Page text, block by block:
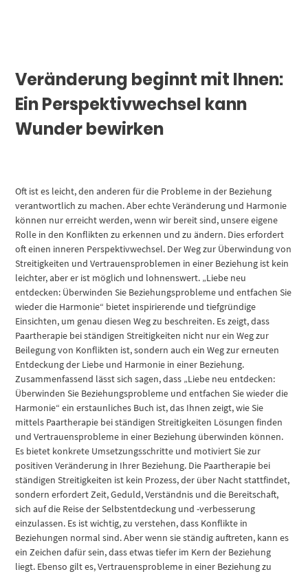
Veränderung beginnt mit Ihnen:
Ein Perspektivwechsel kann
Wunder bewirken
Oft ist es leicht, den anderen für die Probleme in der Beziehung
verantwortlich zu machen. Aber echte Veränderung und Harmonie
können nur erreicht werden, wenn wir bereit sind, unsere eigene
Rolle in den Konflikten zu erkennen und zu ändern. Dies erfordert
oft einen inneren Perspektivwechsel. Der Weg zur Überwindung von
Streitigkeiten und Vertrauensproblemen in einer Beziehung ist kein
leichter, aber er ist möglich und lohnenswert. „Liebe neu
entdecken: Überwinden Sie Beziehungsprobleme und entfachen Sie
wieder die Harmonie“ bietet inspirierende und tiefgründige
Einsichten, um genau diesen Weg zu beschreiten. Es zeigt, dass
Paartherapie bei ständigen Streitigkeiten nicht nur ein Weg zur
Beilegung von Konflikten ist, sondern auch ein Weg zur erneuten
Entdeckung der Liebe und Harmonie in einer Beziehung.
Zusammenfassend lässt sich sagen, dass „Liebe neu entdecken:
Überwinden Sie Beziehungsprobleme und entfachen Sie wieder die
Harmonie“ ein erstaunliches Buch ist, das Ihnen zeigt, wie Sie
mittels Paartherapie bei ständigen Streitigkeiten Lösungen finden
und Vertrauensprobleme in einer Beziehung überwinden können.
Es bietet konkrete Umsetzungsschritte und motiviert Sie zur
positiven Veränderung in Ihrer Beziehung. Die Paartherapie bei
ständigen Streitigkeiten ist kein Prozess, der über Nacht stattfindet,
sondern erfordert Zeit, Geduld, Verständnis und die Bereitschaft,
sich auf die Reise der Selbstentdeckung und -verbesserung
einzulassen. Es ist wichtig, zu verstehen, dass Konflikte in
Beziehungen normal sind. Aber wenn sie ständig auftreten, kann es
ein Zeichen dafür sein, dass etwas tiefer im Kern der Beziehung
liegt. Ebenso gilt es, Vertrauensprobleme in einer Beziehung zu